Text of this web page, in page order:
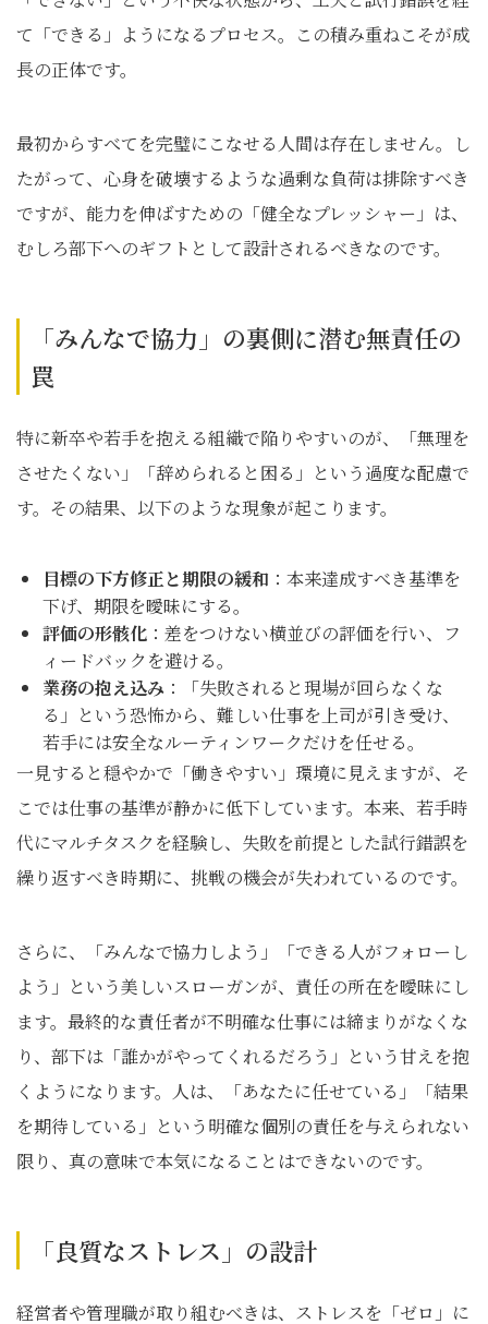
て「できる」ようになるプロセス。この積み重ねこそが成
長の正体です。
最初からすべてを完璧にこなせる人間は存在しません。し
たがって、心身を破壊するような過剰な負荷は排除すべき
ですが、能力を伸ばすための「健全なプレッシャー」は、
むしろ部下へのギフトとして設計されるべきなのです。
「みんなで協力」の裏側に潜む無責任の
罠
特に新卒や若手を抱える組織で陥りやすいのが、「無理を
させたくない」「辞められると困る」という過度な配慮で
す。その結果、以下のような現象が起こります。
目標の下方修正と期限の緩和 ：本来達成すべき基準を
下げ、期限を曖昧にする。
評価の形骸化 ：差をつけない横並びの評価を行い、フ
ィードバックを避ける。
業務の抱え込み ：「失敗されると現場が回らなくな
る」という恐怖から、難しい仕事を上司が引き受け、
若手には安全なルーティンワークだけを任せる。
一見すると穏やかで「働きやすい」環境に見えますが、そ
こでは仕事の基準が静かに低下しています。本来、若手時
代にマルチタスクを経験し、失敗を前提とした試行錯誤を
繰り返すべき時期に、挑戦の機会が失われているのです。
さらに、「みんなで協力しよう」「できる人がフォローし
よう」という美しいスローガンが、責任の所在を曖昧にし
ます。最終的な責任者が不明確な仕事には締まりがなくな
り、部下は「誰かがやってくれるだろう」という甘えを抱
くようになります。人は、「あなたに任せている」「結果
を期待している」という明確な個別の責任を与えられない
限り、真の意味で本気になることはできないのです。
「良質なストレス」の設計
経営者や管理職が取り組むべきは、ストレスを「ゼロ」に